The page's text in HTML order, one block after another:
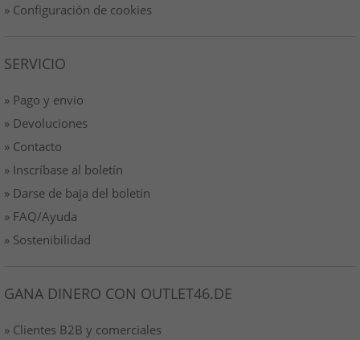
» Configuración de cookies
SERVICIO
» Pago y envio
» Devoluciones
» Contacto
» Inscríbase al boletín
» Darse de baja del boletín
» FAQ/Ayuda
» Sostenibilidad
GANA DINERO CON OUTLET46.DE
» Clientes B2B y comerciales